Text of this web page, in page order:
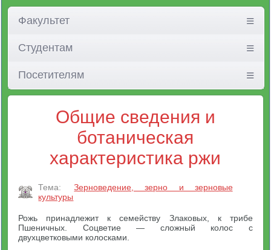
Факультет
Студентам
Посетителям
Общие сведения и
ботаническая
характеристика ржи
Тема:
Зерноведение, зерно и зерновые
культуры
Рожь принадлежит к семейству Злаковых, к трибе
Пшеничных. Соцветие — сложный колос с
двухцветковыми колосками.